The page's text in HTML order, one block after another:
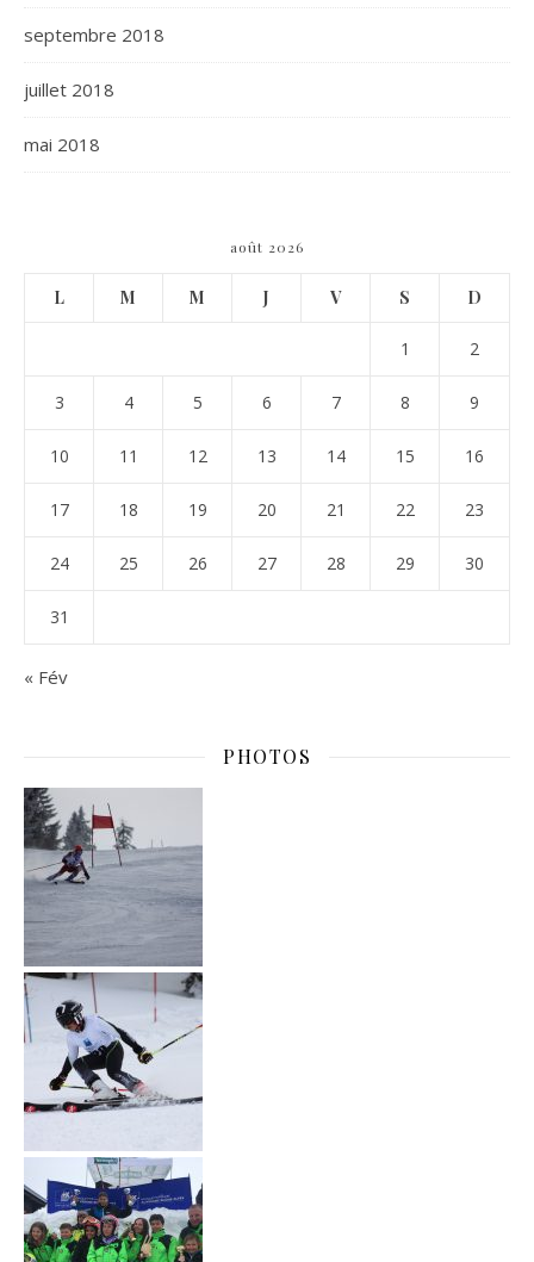
septembre 2018
juillet 2018
mai 2018
août 2026
L M M J V S D
1 2
3 4 5 6 7 8 9
10 11 12 13 14 15 16
17 18 19 20 21 22 23
24 25 26 27 28 29 30
31
« Fév
PHOTOS